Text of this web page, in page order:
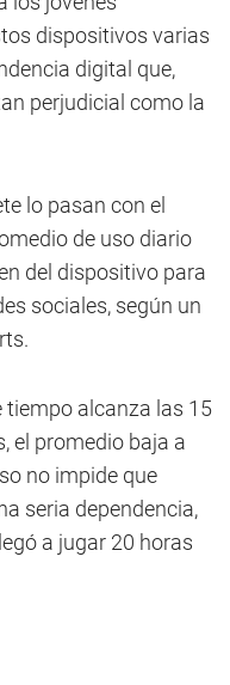
dispositivos varias
digital que,
perjudicial como la
lo pasan con el
de uso diario
del dispositivo para
sociales, según un
tiempo alcanza las 15
el promedio baja a
no impide que
seria dependencia,
a jugar 20 horas